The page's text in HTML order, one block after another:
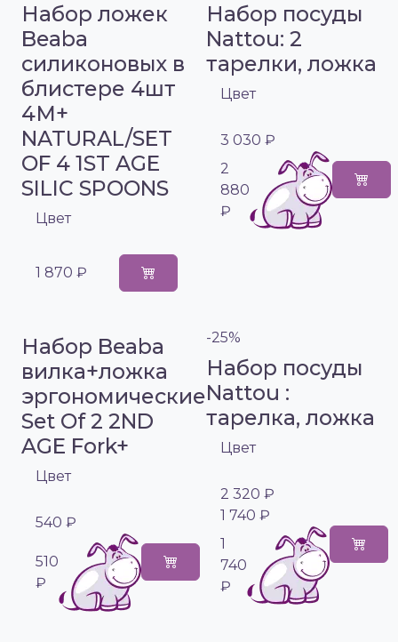
Набор ложек
Beaba
силиконовых в
блистере 4шт
4М+
NATURAL/SET
OF 4 1ST AGE
SILIC SPOONS
Цвет
1 870 ₽
Набор посуды
Nattou: 2
тарелки, ложка
Цвет
3 030 ₽
2
880
₽
Набор Beaba
вилка+ложка
эргономические
Set Of 2 2ND
AGE Fork+
Цвет
540 ₽
510
₽
-25%
Набор посуды
Nattou :
тарелка, ложка
Цвет
2 320 ₽
1 740 ₽
1
740
₽